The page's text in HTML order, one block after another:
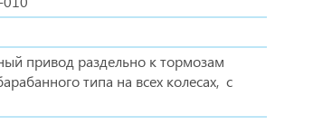
привод раздельно к тормозам
типа на всех колесах, с